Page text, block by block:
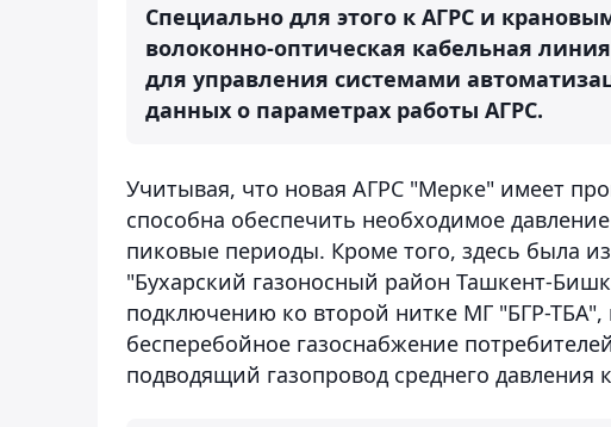
Специально для этого к АГРС и
волоконно-оптическая кабельная
для управления системами
данных о параметрах работы АГРС.
Учитывая, что новая АГРС "Мерке" имеет
способна обеспечить необходимое
пиковые периоды. Кроме того, здесь была
"Бухарский газоносный район Ташкент-
подключению ко второй нитке МГ "БГР-
бесперебойное газоснабжение
подводящий газопровод среднего давления